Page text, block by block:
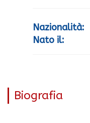
Nazionalità:
Nato il:
Biografia